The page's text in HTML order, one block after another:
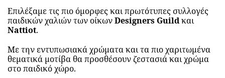
Επιλέξαμε τις πιο όμορφες και πρωτότυπες συλλογές
παιδικών χαλιών των οίκωνDesigners Guildκαι
Nattiot.
Με την εντυπωσιακά χρώματα και τα πιο χαριτωμένα
θεματικά μοτίβα θα προσθέσουν ζεστασιά και χρώμα
στο παιδικό χώρο.